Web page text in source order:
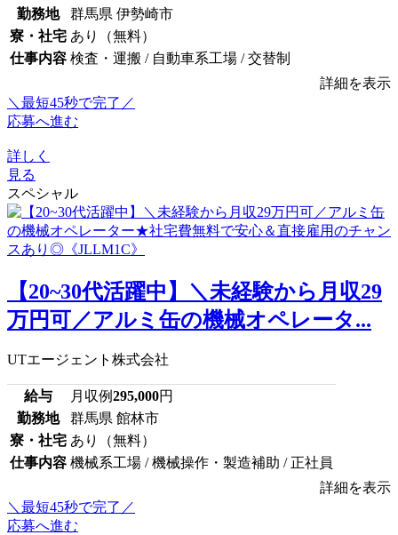
勤務地
群馬県 伊勢崎市
寮・社宅 あり（無料）
仕事内容 検査・運搬 / 自動車系工場 / 交替制
詳細を表示
＼最短45秒で完了／
応募へ進む
詳しく
見る
スペシャル
【20~30代活躍中】＼未経験から月収29
万円可／アルミ缶の機械オペレータ...
UTエージェント株式会社
給与 月収例295,000円
勤務地
群馬県 館林市
寮・社宅 あり（無料）
仕事内容 機械系工場 / 機械操作・製造補助 / 正社員
詳細を表示
＼最短45秒で完了／
応募へ進む